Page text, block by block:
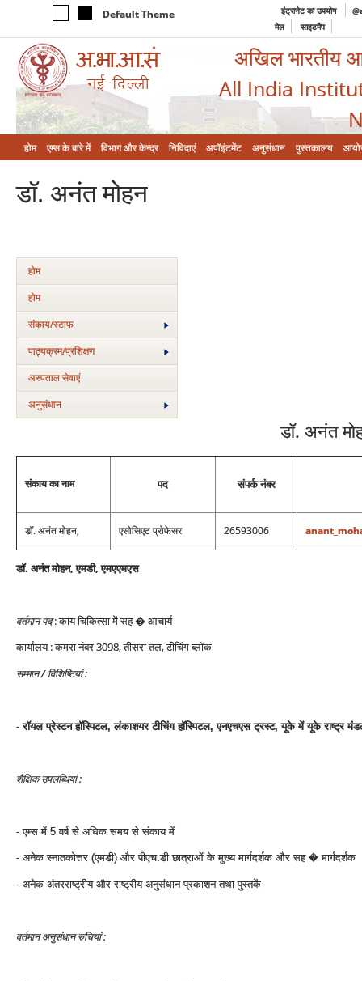
Default Theme इंट्रानेट का उपयोग
मेल
साइटमैप
अखिल भारतीय
All India
होम एम्‍स के बारे में विभाग और केन्‍द्र निविदाएं अपॉइंटमेंट अनुसंधान पुस्तकालय
डॉ. अनंत मोहन
होम
होम
संकाय/स्‍टाफ
पाठ्यक्रम/प्रशिक्षण
अस्‍पताल सेवाएं
अनुसंधान
डॉ. अनंत
संकाय का नाम पद संपर्क नंबर
डॉ. अनंत मोहन, एसोसिएट प्रोफेसर 26593006
डॉ. अनंत मोहन, एमडी, एमएएमएस
वर्तमान पद: काय चिकित्‍सा में सह � आचार्य
कार्यालय : कमरा नंबर 3098, तीसरा तल, टीचिंग ब्‍लॉक
सम्‍मान / विशिष्टियां :
-रॉयल प्रेस्‍टन हॉस्पिटल, लंकाशयर टीचिंग हॉस्पिटल, एनएचएस ट्रस्‍ट, यूके में यूके राष्‍ट्र
शैक्षिक उपलब्धियां :
- एम्‍स में 5 वर्ष से अधिक समय से संकाय में
- अनेक स्‍नातकोत्तर (एमडी) और पीएच.डी छात्राओं के मुख्‍य मार्गदर्शक और सह � मार्गदर्शक
- अनेक अंतरराष्‍ट्रीय और राष्‍ट्रीय अनुसंधान प्रकाशन तथा पुस्‍तकें
वर्तमान अनुसंधान रुचियां :